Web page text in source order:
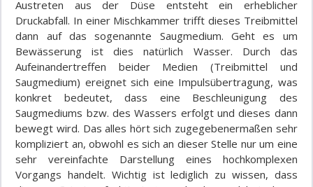
Austreten aus der Düse entsteht ein erheblicher
Druckabfall. In einer Mischkammer trifft dieses Treibmittel
dann auf das sogenannte Saugmedium. Geht es um
Bewässerung ist dies natürlich Wasser. Durch das
Aufeinandertreffen beider Medien (Treibmittel und
Saugmedium) ereignet sich eine Impulsübertragung, was
konkret bedeutet, dass eine Beschleunigung des
Saugmediums bzw. des Wassers erfolgt und dieses dann
bewegt wird. Das alles hört sich zugegebenermaßen sehr
kompliziert an, obwohl es sich an dieser Stelle nur um eine
sehr vereinfachte Darstellung eines hochkomplexen
Vorgangs handelt. Wichtig ist lediglich zu wissen, dass